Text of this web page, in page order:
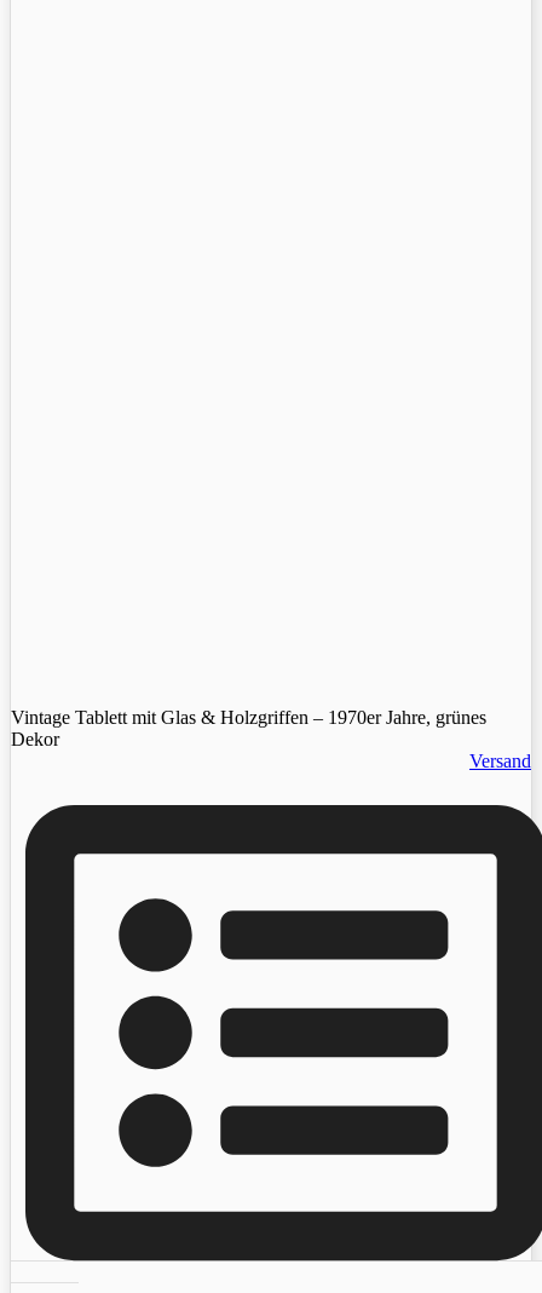
Vintage Tablett mit Glas & Holzgriffen – 1970er Jahre, grünes
Dekor
Versand